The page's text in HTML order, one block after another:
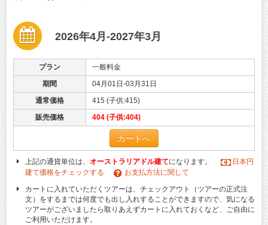
2026年4月-2027年3月
プラン
一般料金
期間
04月01日-03月31日
通常価格
415 (子供:415)
販売価格
404 (子供:404)
カートへ
上記の通貨単位は、 オーストラリアドル建てになります。
日本円
建て価格をチェックする
お支払方法に関して
カートに入れていただくツアーは、チェックアウト（ツアーの正式注
文）をするまでは何度でも出し入れすることができますので、気になる
ツアーがございましたら取りあえずカートに入れておくなど、ご自由に
ご利用いただけます。